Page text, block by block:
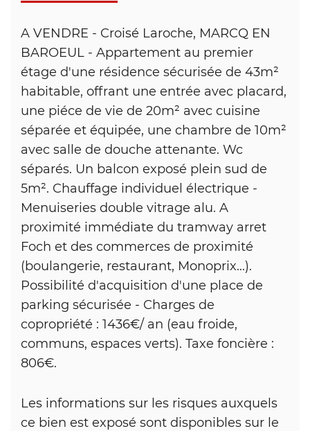
A VENDRE - Croisé Laroche, MARCQ EN
BAROEUL - Appartement au premier
étage d'une résidence sécurisée de 43m²
habitable, offrant une entrée avec placard,
une piéce de vie de 20m² avec cuisine
séparée et équipée, une chambre de 10m²
avec salle de douche attenante. Wc
séparés. Un balcon exposé plein sud de
5m². Chauffage individuel électrique -
Menuiseries double vitrage alu. A
proximité immédiate du tramway arret
Foch et des commerces de proximité
(boulangerie, restaurant, Monoprix...).
Possibilité d'acquisition d'une place de
parking sécurisée - Charges de
copropriété : 1436€/ an (eau froide,
communs, espaces verts). Taxe foncière :
806€.
Les informations sur les risques auxquels
ce bien est exposé sont disponibles sur le